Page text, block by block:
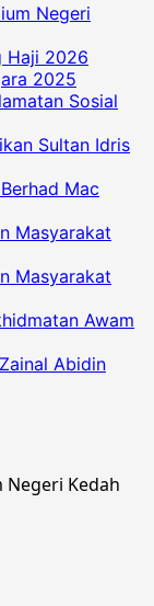
Negeri
Haji 2026
2025
Sosial
Sultan Idris
Mac
Masyarakat
Masyarakat
Awam
Abidin